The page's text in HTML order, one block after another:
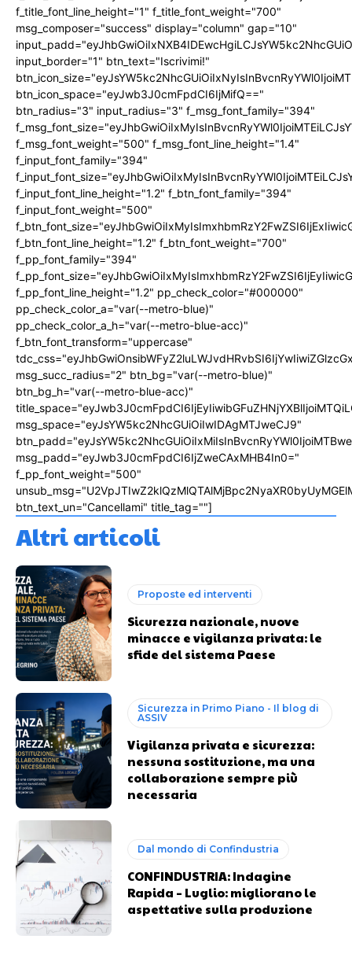
f_title_font_line_height="1" f_title_font_weight="700"
msg_composer="success" display="column" gap="10"
input_border="1" btn_text="Iscrivimi!"
btn_icon_space="eyJwb3J0cmFpdCI6IjMifQ=="
btn_radius="3" input_radius="3" f_msg_font_family="394"
f_msg_font_weight="500" f_msg_font_line_height="1.4"
f_input_font_family="394"
f_input_font_line_height="1.2" f_btn_font_family="394"
f_input_font_weight="500"
f_btn_font_line_height="1.2" f_btn_font_weight="700"
f_pp_font_family="394"
f_pp_font_line_height="1.2" pp_check_color="#000000"
pp_check_color_a="var(--metro-blue)"
pp_check_color_a_h="var(--metro-blue-acc)"
f_btn_font_transform="uppercase"
msg_succ_radius="2" btn_bg="var(--metro-blue)"
btn_bg_h="var(--metro-blue-acc)"
msg_space="eyJsYW5kc2NhcGUiOiIwIDAgMTJweCJ9"
msg_padd="eyJwb3J0cmFpdCI6IjZweCAxMHB4In0="
f_pp_font_weight="500"
btn_text_un="Cancellami" title_tag=""]
Altri articoli
Proposte ed interventi
Sicurezza nazionale, nuove
minacce e vigilanza privata: le
sfide del sistema Paese
Sicurezza in Primo Piano - Il blog di
ASSIV
Vigilanza privata e sicurezza:
nessuna sostituzione, ma una
collaborazione sempre più
necessaria
Dal mondo di Confindustria
CONFINDUSTRIA: Indagine
Rapida – Luglio: migliorano le
aspettative sulla produzione